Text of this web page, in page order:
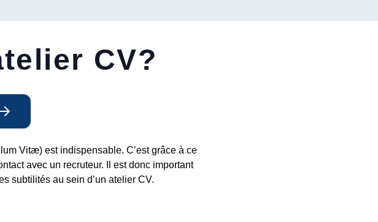
CV?
Vitæ) est indispensable. C’est grâce à ce
avec un recruteur. Il est donc important
subtilités au sein d’un atelier CV.